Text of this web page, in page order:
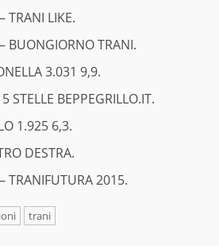
TRANI LIKE.
BUONGIORNO TRANI.
3.031 9,9.
STELLE BEPPEGRILLO.IT.
1.925 6,3.
DESTRA.
TRANIFUTURA 2015.
trani